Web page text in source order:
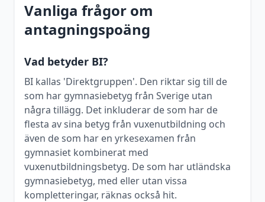
Vanliga frågor om
antagningspoäng
Vad betyder BI?
BI kallas 'Direktgruppen'. Den riktar sig till de
som har gymnasiebetyg från Sverige utan
några tillägg. Det inkluderar de som har de
flesta av sina betyg från vuxenutbildning och
även de som har en yrkesexamen från
gymnasiet kombinerat med
vuxenutbildningsbetyg. De som har utländska
gymnasiebetyg, med eller utan vissa
kompletteringar, räknas också hit.